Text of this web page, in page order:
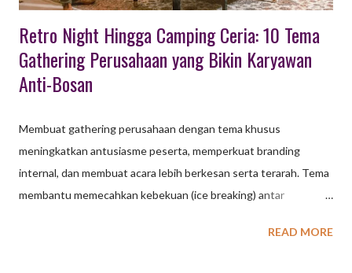
Retro Night Hingga Camping Ceria: 10 Tema
Gathering Perusahaan yang Bikin Karyawan
Anti-Bosan
Membuat gathering perusahaan dengan tema khusus
meningkatkan antusiasme peserta, memperkuat branding
internal, dan membuat acara lebih berkesan serta terarah. Tema
membantu memecahkan kebekuan (ice breaking) antar
kreativitas, serta mempererat kerja sama tim dalam suasana
READ MORE